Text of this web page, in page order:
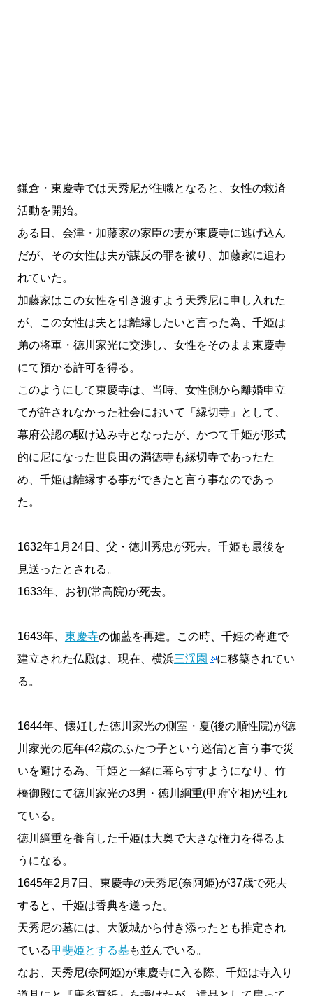
鎌倉・東慶寺では天秀尼が住職となると、女性の救済
活動を開始。
ある日、会津・加藤家の家臣の妻が東慶寺に逃げ込ん
だが、その女性は夫が謀反の罪を被り、加藤家に追わ
れていた。
加藤家はこの女性を引き渡すよう天秀尼に申し入れた
が、この女性は夫とは離縁したいと言った為、千姫は
弟の将軍・徳川家光に交渉し、女性をそのまま東慶寺
にて預かる許可を得る。
このようにして東慶寺は、当時、女性側から離婚申立
てが許されなかった社会において「縁切寺」として、
幕府公認の駆け込み寺となったが、かつて千姫が形式
的に尼になった世良田の満徳寺も縁切寺であったた
め、千姫は離縁する事ができたと言う事なのであっ
た。
1632年1月24日、父・徳川秀忠が死去。千姫も最後を
見送ったとされる。
1633年、お初(常高院)が死去。
1643年、 東慶寺の伽藍を再建。この時、千姫の寄進で
建立された仏殿は、現在、横浜三渓園
に移築されてい
る。
1644年、懐妊した徳川家光の側室・夏(後の順性院)が徳
川家光の厄年(42歳のふたつ子という迷信)と言う事で災
いを避ける為、千姫と一緒に暮らすすようになり、竹
橋御殿にて徳川家光の3男・徳川綱重(甲府宰相)が生れ
ている。
徳川綱重を養育した千姫は大奥で大きな権力を得るよ
うになる。
1645年2月7日、東慶寺の天秀尼(奈阿姫)が37歳で死去
すると、千姫は香典を送った。
天秀尼の墓には、大阪城から付き添ったとも推定され
ている甲斐姫とする墓 も並んでいる。
なお、天秀尼(奈阿姫)が東慶寺に入る際、千姫は寺入り